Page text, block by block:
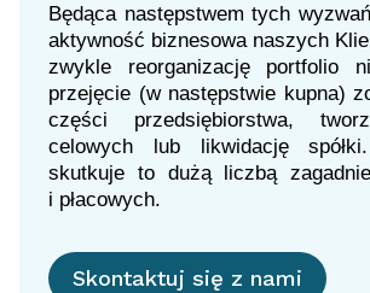
Będąca następstwem tych
aktywność biznesowa naszych
zwykle reorganizację portfolio
przejęcie (w następstwie kupna)
części przedsiębiorstwa,
celowych lub likwidację
skutkuje to dużą liczbą
i płacowych.
Skontaktuj się z nami